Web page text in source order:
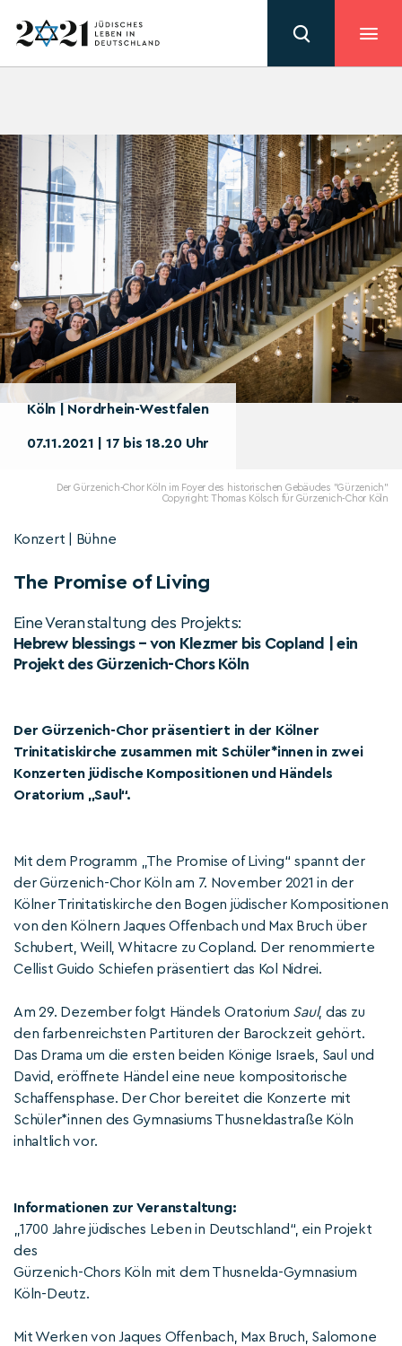
Köln | Nordrhein-Westfalen
07.11.2021 | 17 bis 18.20 Uhr
Der Gürzenich-Chor Köln im Foyer des historischen Gebäudes "Gürzenich"
Copyright: Thomas Kölsch für Gürzenich-Chor Köln
Konzert | Bühne
The Promise of Living
Eine Veranstaltung des Projekts:
Hebrew blessings – von Klezmer bis Copland | ein
Projekt des Gürzenich-Chors Köln
Der Gürzenich-Chor präsentiert in der Kölner
Trinitatiskirche zusammen mit Schüler*innen in zwei
Konzerten jüdische Kompositionen und Händels
Oratorium „Saul“.
Mit dem Programm „The Promise of Living“ spannt der
der Gürzenich-Chor Köln am 7. November 2021 in der
Kölner Trinitatiskirche den Bogen jüdischer Kompositionen
von den Kölnern Jaques Offenbach und Max Bruch über
Schubert, Weill, Whitacre zu Copland. Der renommierte
Cellist Guido Schiefen präsentiert das Kol Nidrei.
Am 29. Dezember folgt Händels Oratorium Saul, das zu
den farbenreichsten Partituren der Barockzeit gehört.
Das Drama um die ersten beiden Könige Israels, Saul und
David, eröffnete Händel eine neue kompositorische
Schaffensphase. Der Chor bereitet die Konzerte mit
Schüler*innen des Gymnasiums Thusneldastraße Köln
inhaltlich vor.
Informationen zur Veranstaltung:
„1700 Jahre jüdisches Leben in Deutschland“, ein Projekt
des
Gürzenich-Chors Köln mit dem Thusnelda-Gymnasium
Köln-Deutz.
Mit Werken von Jaques Offenbach, Max Bruch, Salomone